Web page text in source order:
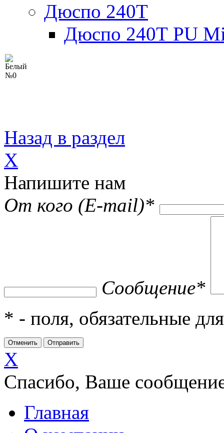
Дюспо 240Т
Дюспо 240Т PU
Назад в раздел
X
Напишите нам
От кого (E-mail)*
Сообщение*
* - поля, обязательные
X
Спасибо, Ваше
Главная